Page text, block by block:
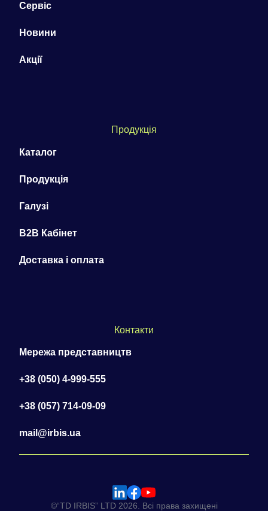
Сервіс
Новини
Акції
Продукція
Каталог
Продукція
Галузі
B2B Кабінет
Доставка і оплата
Контакти
Мережа представництв
+38 (050) 4-999-555
+38 (057) 714-09-09
mail@irbis.ua
©“TD IRBIS” LTD 2026. Всі права захищені